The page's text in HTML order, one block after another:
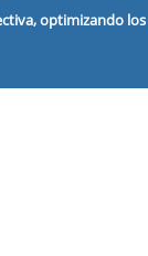
optimizando